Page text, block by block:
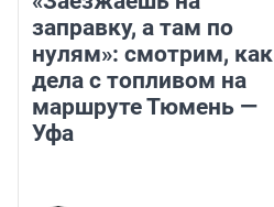
заправку, а там по
нулям»: смотрим, как
дела с топливом на
маршруте Тюмень —
Уфа